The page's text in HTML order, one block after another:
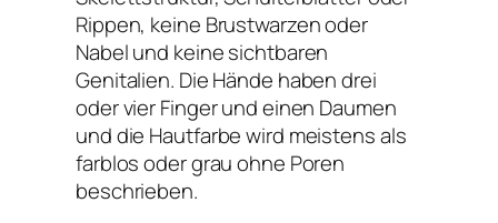
Rippen, keine Brustwarzen oder
Nabel und keine sichtbaren
Genitalien. Die Hände haben drei
oder vier Finger und einen Daumen
und die Hautfarbe wird meistens als
farblos oder grau ohne Poren
beschrieben.